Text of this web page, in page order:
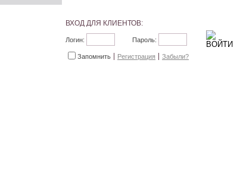
ВХОД ДЛЯ КЛИЕНТОВ:
Логин: Пароль:
Запомнить Регистрация Забыли?